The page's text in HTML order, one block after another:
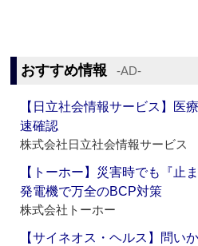
おすすめ情報 ‐AD‐
【日立社会情報サービス】医
速確認
株式会社日立社会情報サービス
【トーホー】災害時でも『
発電機で万全のBCP対策
株式会社トーホー
【サイネオス・ヘルス】問い